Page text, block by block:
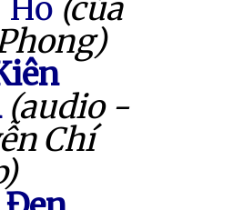
Hồ (của
(audio -
Chí